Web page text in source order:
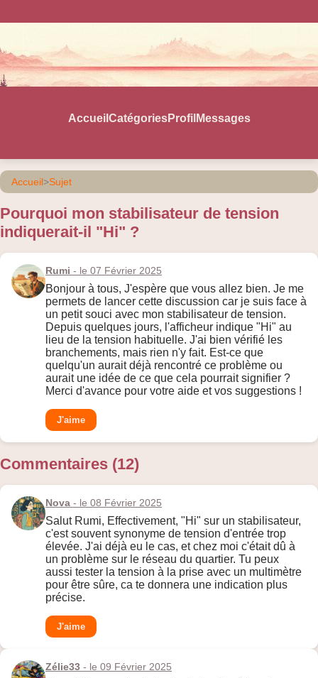
Accueil CatégoriesProfil Messages
Accueil>Sujet
Pourquoi mon stabilisateur de tension
indiquerait-il "Hi" ?
Rumi - le 07 Février 2025
Bonjour à tous, J'espère que vous allez bien. Je me
permets de lancer cette discussion car je suis face à
un petit souci avec mon stabilisateur de tension.
Depuis quelques jours, l'afficheur indique "Hi" au
lieu de la tension habituelle. J'ai bien vérifié les
branchements, mais rien n'y fait. Est-ce que
quelqu'un aurait déjà rencontré ce problème ou
aurait une idée de ce que cela pourrait signifier ?
Merci d'avance pour votre aide et vos suggestions !
J'aime
Commentaires (12)
Nova - le 08 Février 2025
Salut Rumi, Effectivement, "Hi" sur un stabilisateur,
c'est souvent synonyme de tension d'entrée trop
élevée. J'ai déjà eu le cas, et chez moi c'était dû à
un problème sur le réseau du quartier. Tu peux
aussi tester la tension à la prise avec un multimètre
pour être sûre, ca te donnera une indication plus
précise.
J'aime
Zélie33 - le 09 Février 2025